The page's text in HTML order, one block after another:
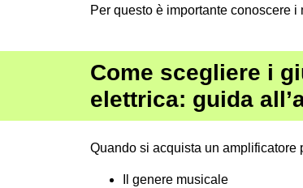
Per questo è importante conoscere
Come scegliere i
elettrica: guida
Quando si acquista un amplificatore
Il genere musicale